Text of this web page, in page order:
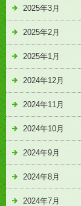
2025年3月
2025年2月
2025年1月
2024年12月
2024年11月
2024年10月
2024年9月
2024年8月
2024年7月